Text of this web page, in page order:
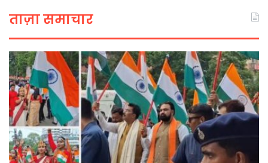
ताज़ा समाचार